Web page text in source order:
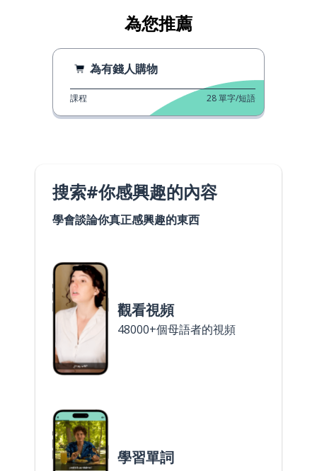
為您推薦
為有錢人購物
課程 28單字/短語
搜索#你感興趣的內容
學會談論你真正感興趣的東西
觀看視頻
48000+個母語者的視頻
學習單詞